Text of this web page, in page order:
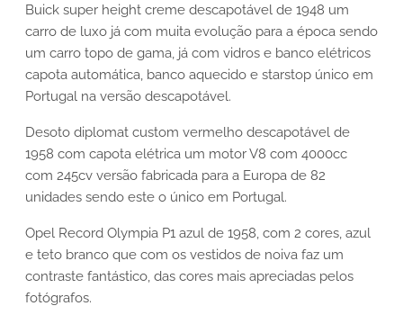
Buick super height creme descapotável de 1948 um
carro de luxo já com muita evolução para a época sendo
um carro topo de gama, já com vidros e banco elétricos
capota automática, banco aquecido e starstop único em
Portugal na versão descapotável.
Desoto diplomat custom vermelho descapotável de
1958 com capota elétrica um motor V8 com 4000cc
com 245cv versão fabricada para a Europa de 82
unidades sendo este o único em Portugal.
Opel Record Olympia P1 azul de 1958, com 2 cores, azul
e teto branco que com os vestidos de noiva faz um
contraste fantástico, das cores mais apreciadas pelos
fotógrafos.